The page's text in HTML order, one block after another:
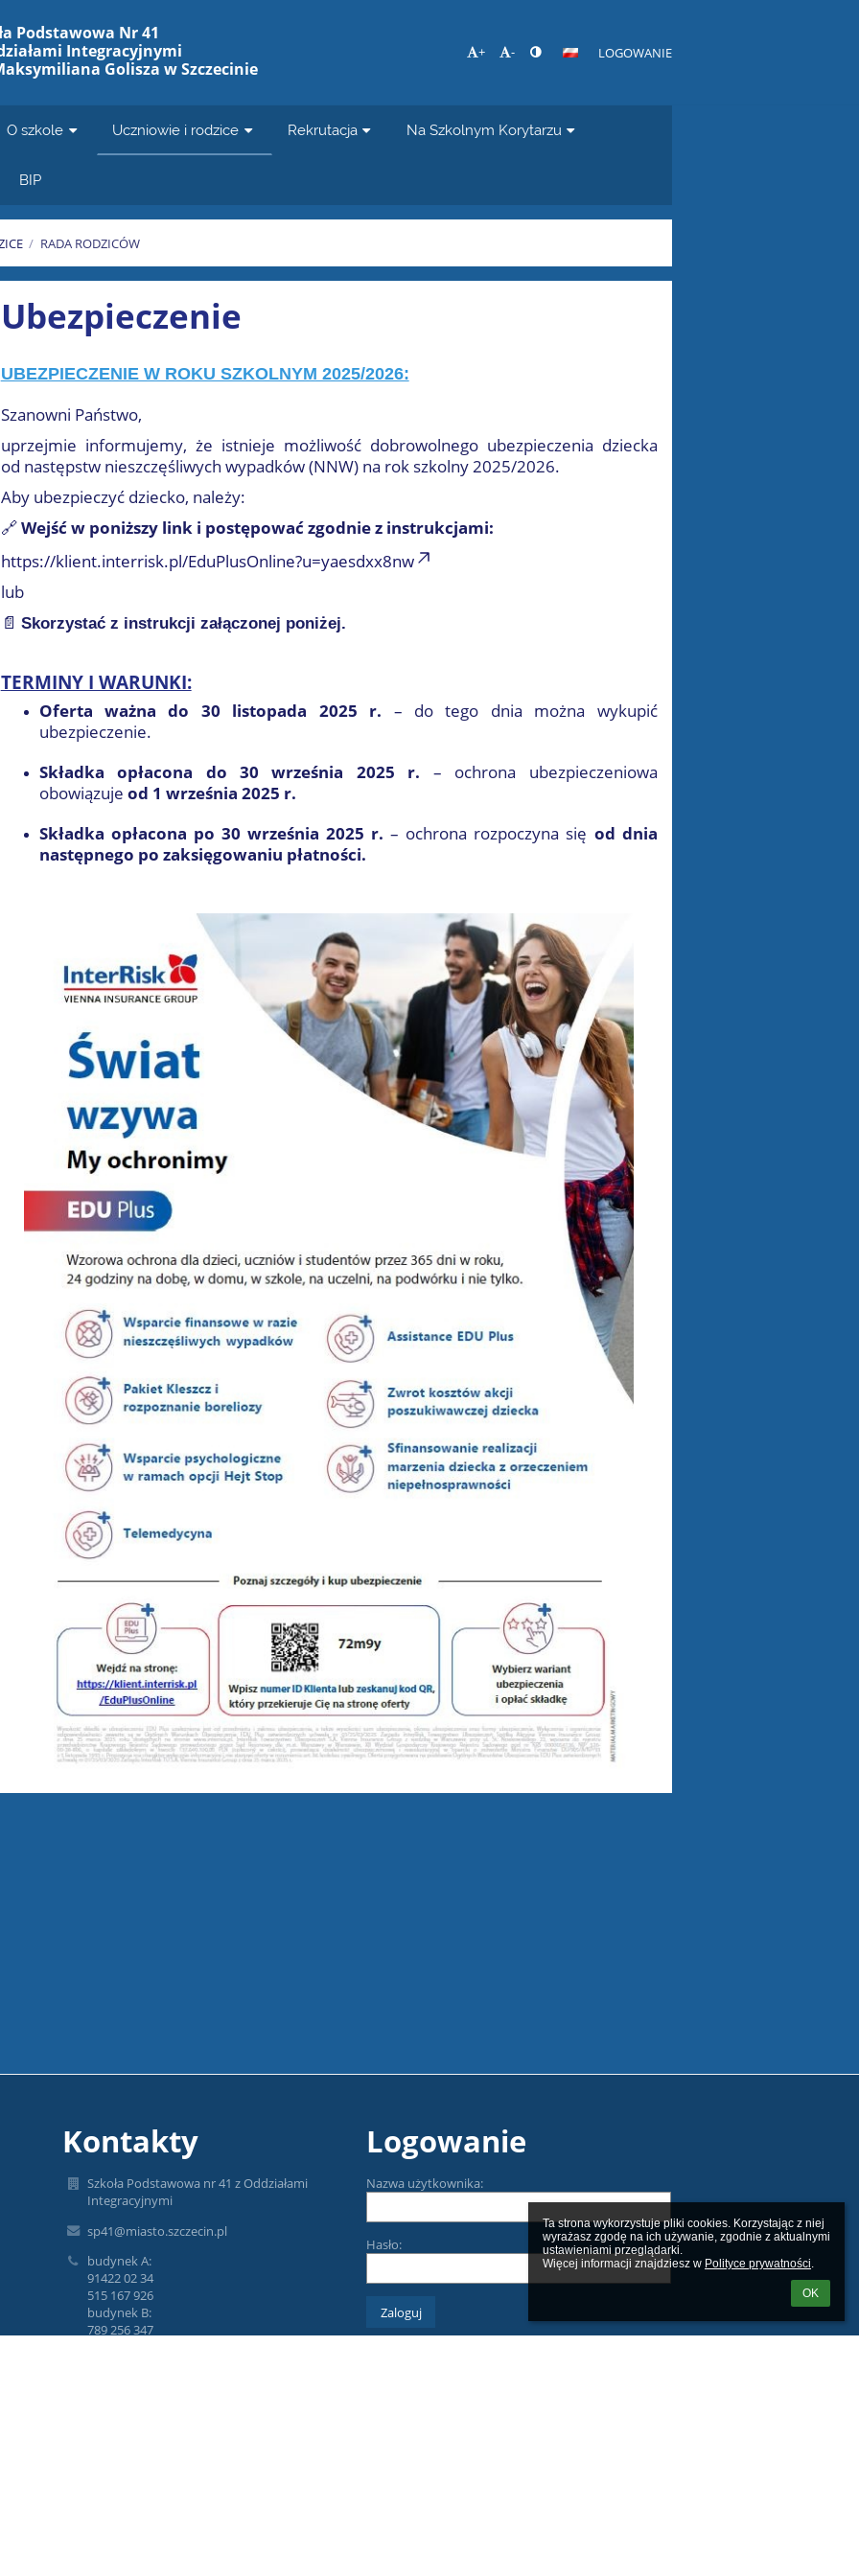
Ta strona wykorzystuje pliki cookies. Korzystając z niej
wyrażasz zgodę na ich używanie, zgodnie z aktualnymi
ustawieniami przeglądarki.
Więcej informacji znajdziesz w Polityce prywatności.
OK
Podstawowa Nr 41
Integracyjnymi
Golisza w Szczecinie
+ - LOGOWANIE
O szkole Uczniowie i rodzice Rekrutacja Na Szkolnym Korytarzu
BIP
/ RADA RODZICÓW
Ubezpieczenie
UBEZPIECZENIE W ROKU SZKOLNYM 2025/2026:
Szanowni Państwo,
uprzejmie informujemy, że istnieje możliwość dobrowolnego ubezpieczenia dziecka
od następstw nieszczęśliwych wypadków (NNW) na rok szkolny 2025/2026.
Aby ubezpieczyć dziecko, należy:
🔗Wejść w poniższy link i postępować zgodnie z instrukcjami:
https://klient.interrisk.pl/EduPlusOnline?u=yaesdxx8nw
lub
📄 Skorzystać z instrukcji załączonej poniżej.
TERMINY I WARUNKI:
Oferta ważna do 30 listopada 2025 r. – do tego dnia można wykupić
ubezpieczenie.
Składka opłacona do 30 września 2025 r. – ochrona ubezpieczeniowa
obowiązuje od 1 września 2025 r.
Składka opłacona po 30 września 2025 r. – ochrona rozpoczyna się od dnia
następnego po zaksięgowaniu płatności.
Kontakty
Szkoła Podstawowa nr 41 z Oddziałami
Integracyjnymi
sp41@miasto.szczecin.pl
budynek A:
91422 02 34
515 167 926
budynek B:
789 256 347
Logowanie
Nazwa użytkownika:
Hasło: